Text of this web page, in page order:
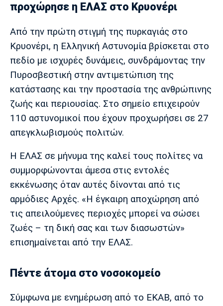
προχώρησε η ΕΛΑΣ στο Κρυονέρι
Από την πρώτη στιγμή της πυρκαγιάς στο
Κρυονέρι, η Ελληνική Αστυνομία βρίσκεται στο
πεδίο με ισχυρές δυνάμεις, συνδράμοντας την
Πυροσβεστική στην αντιμετώπιση της
κατάστασης και την προστασία της ανθρώπινης
ζωής και περιουσίας. Στο σημείο επιχειρούν
110 αστυνομικοί που έχουν προχωρήσει σε 27
απεγκλωβισμούς πολιτών.
Η ΕΛΑΣ σε μήνυμα της καλεί τους πολίτες να
συμμορφώνονται άμεσα στις εντολές
εκκένωσης όταν αυτές δίνονται από τις
αρμόδιες Αρχές. «Η έγκαιρη αποχώρηση από
τις απειλούμενες περιοχές μπορεί να σώσει
ζωές – τη δική σας και των διασωστών»
επισημαίνεται από την ΕΛΑΣ.
Πέντε άτομα στο νοσοκομείο
Σύμφωνα με ενημέρωση από το ΕΚΑΒ, από το